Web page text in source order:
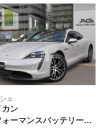
ェ
カン
パフォーマンスバッテリープラス 4＋1シート スポーツクロノPKG パノラマルーフ 希少カラー（クレヨン） 5人乗り 正規ディーラー車